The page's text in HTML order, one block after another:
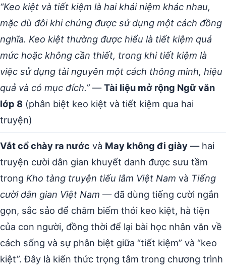
“Keo kiệt và tiết kiệm là hai khái niệm khác nhau,
mặc dù đôi khi chúng được sử dụng một cách đồng
nghĩa. Keo kiệt thường được hiểu là tiết kiệm quá
mức hoặc không cần thiết, trong khi tiết kiệm là
việc sử dụng tài nguyên một cách thông minh, hiệu
quả và có mục đích.”—Tài liệu mở rộng Ngữ văn
lớp 8 (phân biệt keo kiệt và tiết kiệm qua hai
truyện)
Vắt cổ chày ra nước và May không đi giày — hai
truyện cười dân gian khuyết danh được sưu tầm
trong Kho tàng truyện tiếu lâm Việt Nam và Tiếng
cười dân gian Việt Nam — đã dùng tiếng cười ngắn
gọn, sắc sảo để châm biếm thói keo kiệt, hà tiện
của con người, đồng thời để lại bài học nhân văn về
cách sống và sự phân biệt giữa “tiết kiệm” và “keo
kiệt”. Đây là kiến thức trọng tâm trong chương trình